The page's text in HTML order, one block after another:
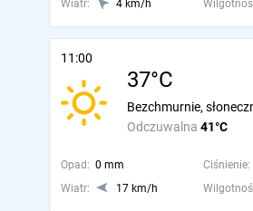
Wiatr:
4 km/h
11:00
37°C
Odczuwalna 41°C
Bezchmurnie,
Opad: 0 mm Ciśnienie:
Wiatr:
17 km/h